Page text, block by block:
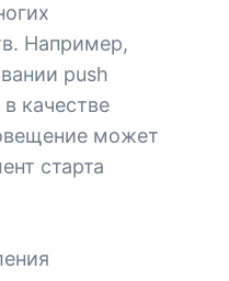
Например,
push
качестве
может
старта